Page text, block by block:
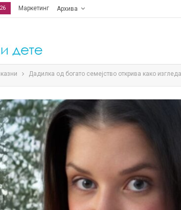
Маркетинг Архива
Дадилка од богато семејство открива како